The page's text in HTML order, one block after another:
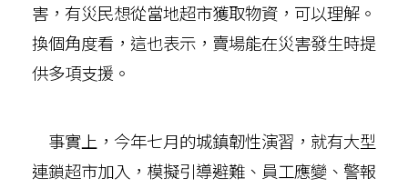
害，有災民想從當地超市獲取物資，可以理解。
換個角度看，這也表示，賣場能在災害發生時提
供多項支援。
事實上，今年七月的城鎮韌性演習，就有大型
連鎖超市加入，模擬引導避難、員工應變、警報